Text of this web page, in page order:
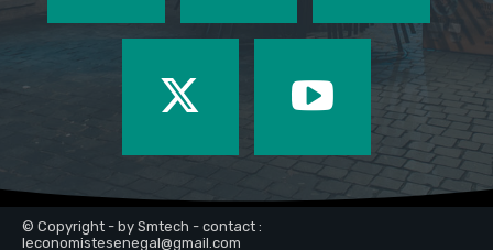
© Copyright - by Smtech - contact :
leconomistesenegal@gmail.com